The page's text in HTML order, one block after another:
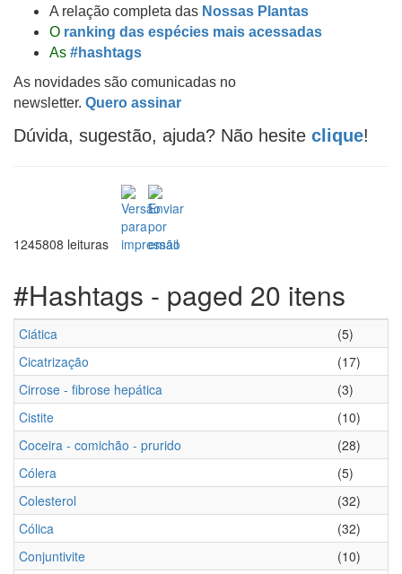
A relação completa das Nossas Plantas
O ranking das espécies mais acessadas
As #hashtags
As novidades são comunicadas no
newsletter. Quero assinar
Dúvida, sugestão, ajuda? Não hesite clique!
1245808 leituras
#Hashtags - paged 20 itens
Ciática
(5)
Cicatrização
(17)
Cirrose - fibrose hepática
(3)
Cistite
(10)
Coceira - comichão - prurido
(28)
Cólera
(5)
Colesterol
(32)
Cólica
(32)
Conjuntivite
(10)